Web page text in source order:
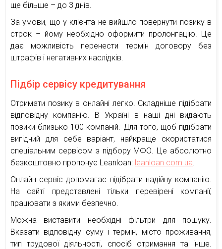
ще більше – до 3 днів.
За умови, що у клієнта не вийшло повернути позику в
строк – йому необхідно оформити пролонгацію. Це
дає можливість перенести термін договору без
штрафів і негативних наслідків.
Підбір сервісу кредитування
Отримати позику в онлайні легко. Складніше підібрати
відповідну компанію. В Україні в наші дні видають
позики близько 100 компаній. Для того, щоб підібрати
вигідний для себе варіант, найкраще скористатися
спеціальним сервісом з підбору МФО. Це абсолютно
безкоштовно пропонує Leanloan: leanloan.com.ua.
Онлайн сервіс допомагає підібрати надійну компанію.
На сайті представлені тільки перевірені компанії,
працювати з якими безпечно.
Можна виставити необхідні фільтри для пошуку.
Вказати відповідну суму і термін, місто проживання,
тип трудової діяльності, спосіб отримання та інше.